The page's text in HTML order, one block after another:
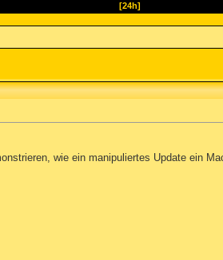
[24h]
wie ein manipuliertes Update ein